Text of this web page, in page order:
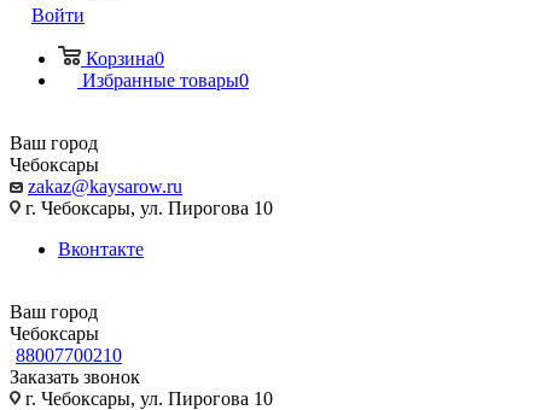
Войти
Корзина0
Избранные товары0
Ваш город
Чебоксары
zakaz@kaysarow.ru
г. Чебоксары, ул. Пирогова 10
Вконтакте
Ваш город
Чебоксары
88007700210
Заказать звонок
г. Чебоксары, ул. Пирогова 10